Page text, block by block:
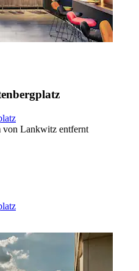
von Lankwitz entfernt